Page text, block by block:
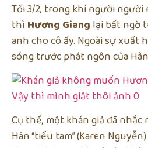
Tối 3/2, trong khi người
thì Hương Giang lại bất ngờ
anh cho cô ấy. Ngoài sự xuất
sóng trước phát ngôn của
Cụ thể, một khán giả đã nhắc
Hân “tiểu tam” (Karen